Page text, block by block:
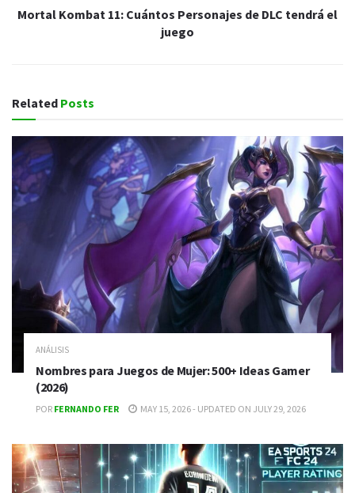
Mortal Kombat 11: Cuántos Personajes de DLC tendrá el
juego
Related Posts
ANÁLISIS
Nombres para Juegos de Mujer: 500+ Ideas Gamer
(2026)
POR FERNANDO FER MAY 15, 2026 - UPDATED ON JULY 29, 2026